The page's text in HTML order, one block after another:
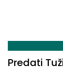
Predati